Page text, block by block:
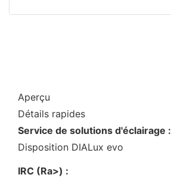
Aperçu
Détails rapides
Service de solutions d'éclairage :
Disposition DIALux evo
IRC (Ra>) :